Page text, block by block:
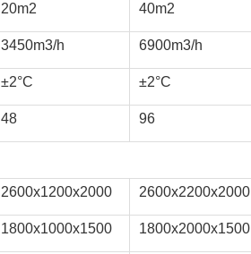
20m2 40m2
3450m3/h 6900m3/h
±2°C ±2°C
48 96
2600x1200x2000 2600x2200x2000
1800x1000x1500 1800x2000x1500